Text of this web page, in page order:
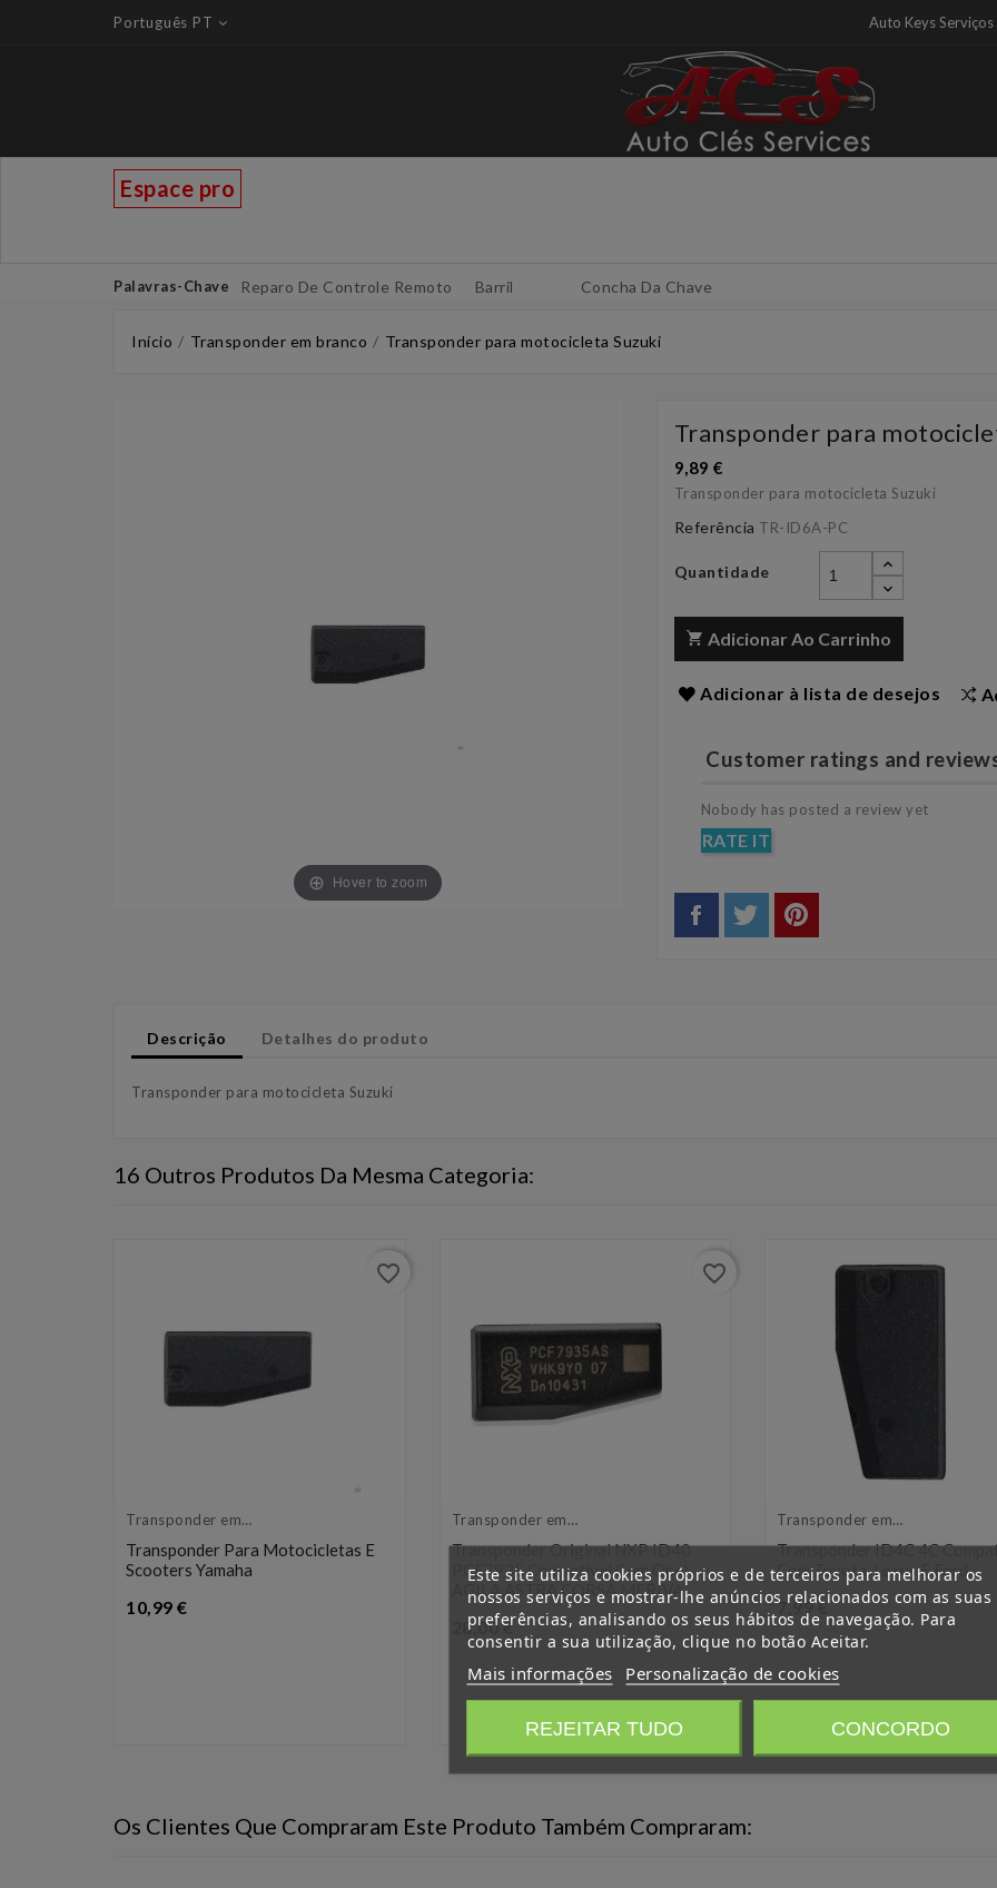
Português PT Auto Keys Serviços
Espace pro
Palavras-Chave Reparo De Controle Remoto Barril Concha Da Chave
Início Transponder em branco Transponder para motocicleta Suzuki
Hover to zoom
Transponder para
9,89 €
Transponder para motocicleta Suzuki
Referência TR-ID6A-PC
Quantidade
Adicionar Ao Carrinho
Adicionar à lista de desejos
Customer ratings and
Nobody has posted a review yet
RATE IT
Descrição Detalhes do produto
Transponder para motocicleta Suzuki
16 Outros Produtos Da Mesma Categoria:
Transponder em
Transponder Para Motocicletas E
Scooters Yamaha
10,99 €Preço
favorite_border
Transponder em
Transponder Original NXP ID40
PCF7935 Compatível Com Opel
AGILA ASTRA CORSA MERIVA
28,00 €Preço
favorite_border
Transponder em
Transponder ID4C 4C
Com Toyota, Lexus E Ford.
7,99 €Preço
Os Clientes Que Compraram Este Produto Também Compraram:
Este site utiliza cookies próprios e de terceiros para melhorar os
nossos serviços e mostrar-lhe anúncios relacionados com as suas
preferências, analisando os seus hábitos de navegação. Para
consentir a sua utilização, clique no botão Aceitar.
Mais informações Personalização de cookies
REJEITAR TUDO CONCORDO